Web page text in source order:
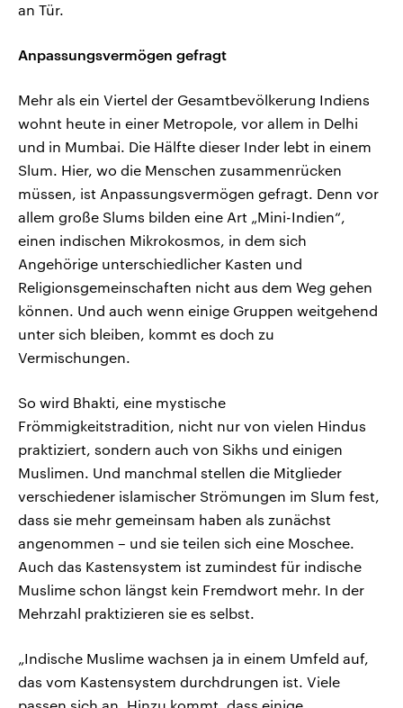
an Tür.
Anpassungsvermögen gefragt
Mehr als ein Viertel der Gesamtbevölkerung Indiens
wohnt heute in einer Metropole, vor allem in Delhi
und in Mumbai. Die Hälfte dieser Inder lebt in einem
Slum. Hier, wo die Menschen zusammenrücken
müssen, ist Anpassungsvermögen gefragt. Denn vor
allem große Slums bilden eine Art „Mini-Indien“,
einen indischen Mikrokosmos, in dem sich
Angehörige unterschiedlicher Kasten und
Religionsgemeinschaften nicht aus dem Weg gehen
können. Und auch wenn einige Gruppen weitgehend
unter sich bleiben, kommt es doch zu
Vermischungen.
So wird Bhakti, eine mystische
Frömmigkeitstradition, nicht nur von vielen Hindus
praktiziert, sondern auch von Sikhs und einigen
Muslimen. Und manchmal stellen die Mitglieder
verschiedener islamischer Strömungen im Slum fest,
dass sie mehr gemeinsam haben als zunächst
angenommen – und sie teilen sich eine Moschee.
Auch das Kastensystem ist zumindest für indische
Muslime schon längst kein Fremdwort mehr. In der
Mehrzahl praktizieren sie es selbst.
„Indische Muslime wachsen ja in einem Umfeld auf,
das vom Kastensystem durchdrungen ist. Viele